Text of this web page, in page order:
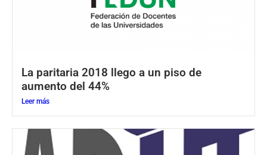
La paritaria 2018 llego a un piso de
aumento del 44%
Leer más